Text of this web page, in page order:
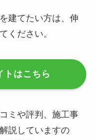
建てたい方は、伸
ください。
トはこちら
ミや評判、施工事
説していますの